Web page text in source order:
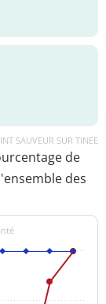
SAUVEUR SUR TINEE
de
des